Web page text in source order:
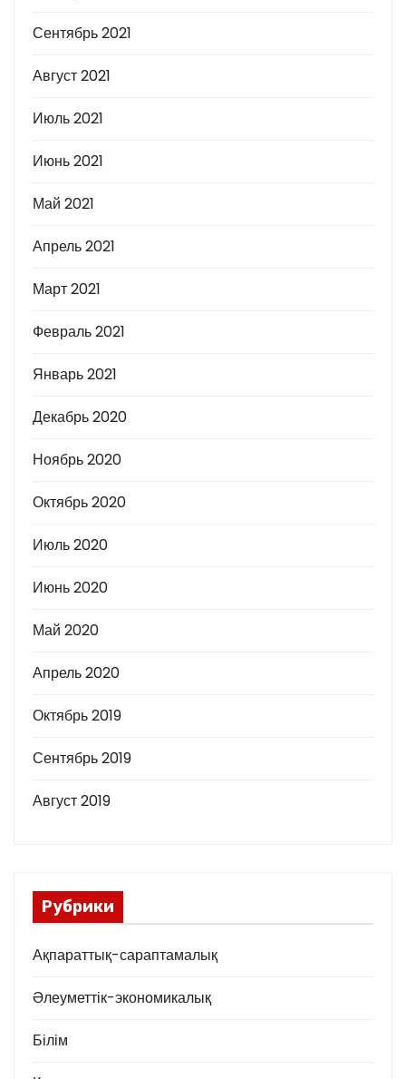
Сентябрь 2021
Август 2021
Июль 2021
Июнь 2021
Май 2021
Апрель 2021
Март 2021
Февраль 2021
Январь 2021
Декабрь 2020
Ноябрь 2020
Октябрь 2020
Июль 2020
Июнь 2020
Май 2020
Апрель 2020
Октябрь 2019
Сентябрь 2019
Август 2019
Рубрики
Ақпараттық-сараптамалық
Әлеуметтік-экономикалық
Білім